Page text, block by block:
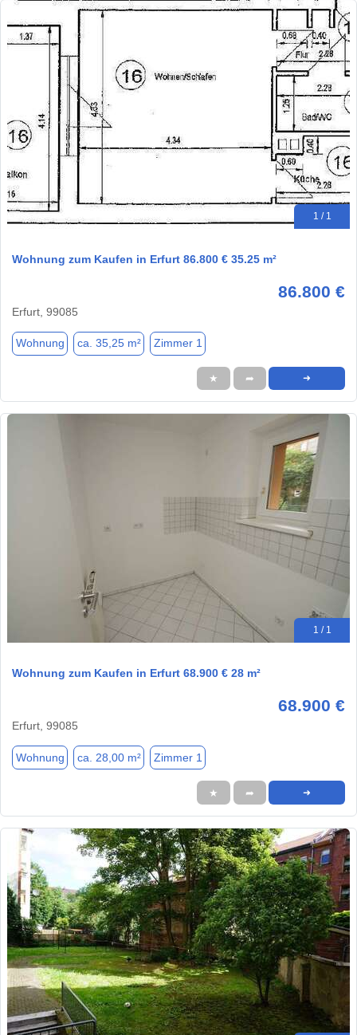
1 / 1
Wohnung zum Kaufen in Erfurt 86.800 € 35.25 m²
86.800 €
Erfurt, 99085
Wohnung ca. 35,25 m² Zimmer 1
★ ➦ ➜
1 / 1
Wohnung zum Kaufen in Erfurt 68.900 € 28 m²
68.900 €
Erfurt, 99085
Wohnung ca. 28,00 m² Zimmer 1
★ ➦ ➜